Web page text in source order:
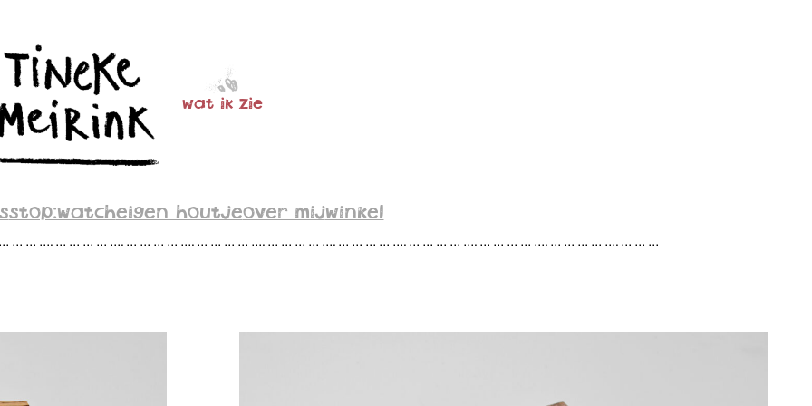
wat ik zie
stop:watcheigen houtjeover mijwinkel
… … …. … … … … …. … … … … …. … … … … …. … … … … …. … … … … …. … … … … …. … … … … …. … … … … …. … … …